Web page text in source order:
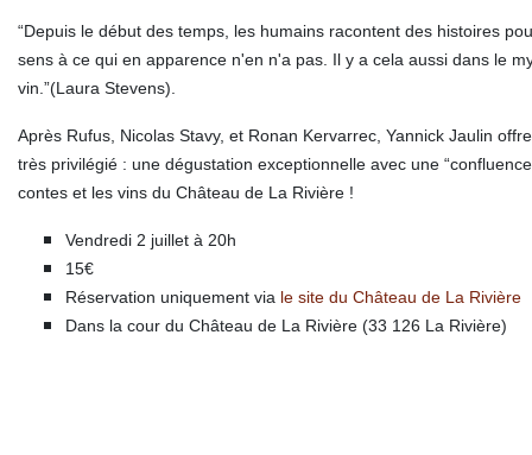
“Depuis le début des temps, les humains racontent des histoires
sens à ce qui en apparence n'en n'a pas. Il y a cela aussi dans le
vin.”(Laura Stevens).
Après Rufus, Nicolas Stavy, et Ronan Kervarrec, Yannick Jaulin offre
très privilégié : une dégustation exceptionnelle avec une
contes et les vins du Château de La Rivière !
Vendredi 2 juillet à 20h
15€
Réservation uniquement via le site du Château de La Rivière
Dans la cour du Château de La Rivière (33 126 La Rivière)